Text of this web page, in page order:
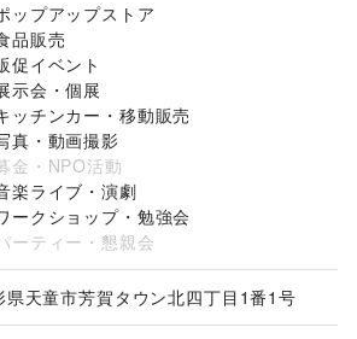
ップアップストア
品販売
促イベント
示会・個展
ッチンカー・移動販売
真・動画撮影
金・NPO活動
楽ライブ・演劇
ークショップ・勉強会
ーティー・懇親会
県天童市芳賀タウン北四丁目1番1号